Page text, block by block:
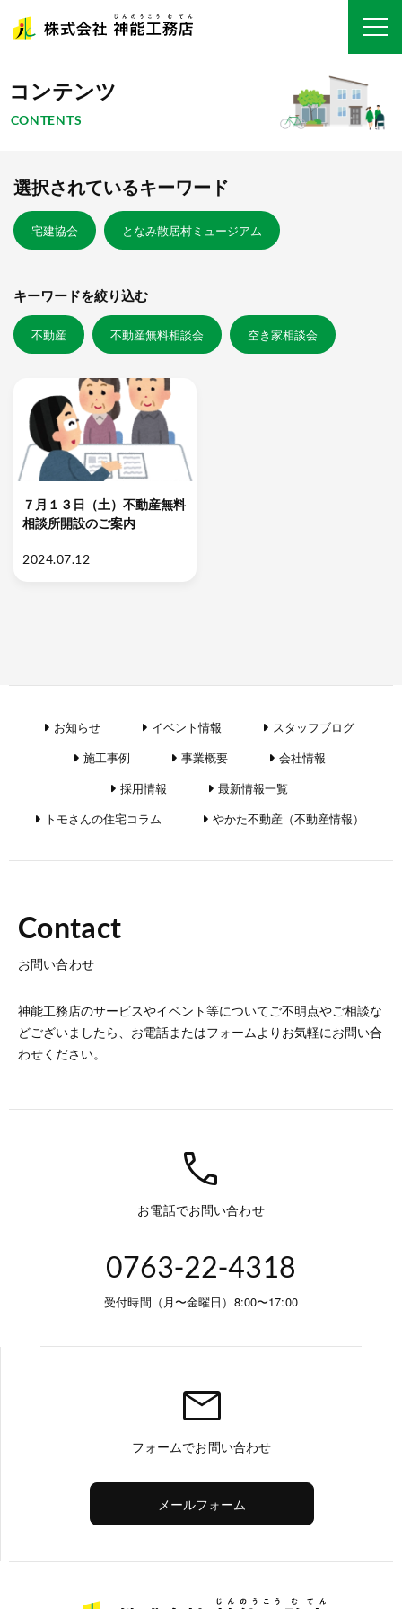
コンテンツ
CONTENTS
選択されているキーワード
宅建協会 となみ散居村ミュージアム
キーワードを絞り込む
不動産 不動産無料相談会 空き家相談会
７月１３日（土）不動産無料
相談所開設のご案内
2024.07.12
お知らせ イベント情報
スタッフブログ
施工事例
事業概要
会社情報
採用情報
最新情報一覧
トモさんの住宅コラム
やかた不動産（不動産情報）
Contact
お問い合わせ
神能工務店のサービスやイベント等についてご不明点やご相談な
どございましたら、お電話またはフォームよりお気軽にお問い合
わせください。
call
お電話でお問い合わせ
0763-22-4318
受付時間（月〜金曜日）8:00〜17:00
mail
フォームでお問い合わせ
メールフォーム